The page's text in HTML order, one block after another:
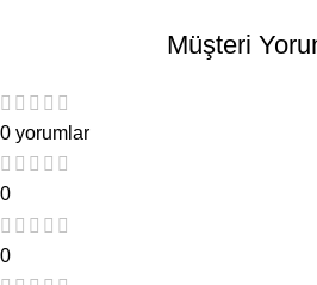
Müşteri
0 yorumlar
0
0